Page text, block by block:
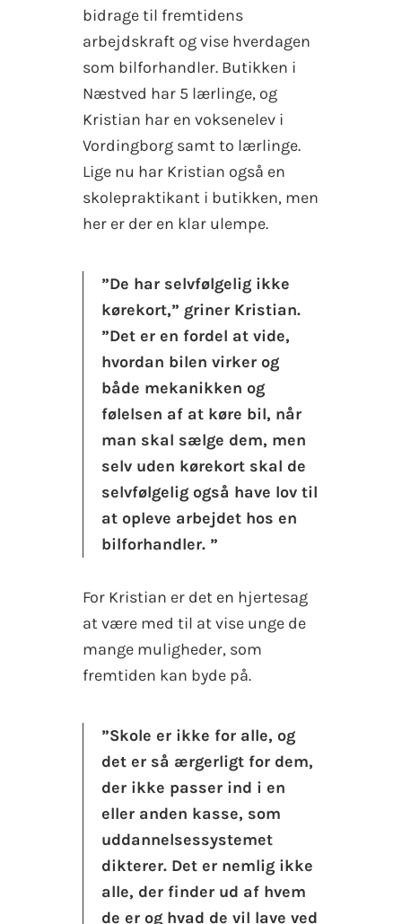
bidrage til fremtidens
arbejdskraft og vise hverdagen
som bilforhandler. Butikken i
Næstved har 5 lærlinge, og
Kristian har en voksenelev i
Vordingborg samt to lærlinge.
Lige nu har Kristian også en
skolepraktikant i butikken, men
her er der en klar ulempe.
”De har selvfølgelig ikke
kørekort,” griner Kristian.
”Det er en fordel at vide,
hvordan bilen virker og
både mekanikken og
følelsen af at køre bil, når
man skal sælge dem, men
selv uden kørekort skal de
selvfølgelig også have lov til
at opleve arbejdet hos en
bilforhandler. ”
For Kristian er det en hjertesag
at være med til at vise unge de
mange muligheder, som
fremtiden kan byde på.
”Skole er ikke for alle, og
det er så ærgerligt for dem,
der ikke passer ind i en
eller anden kasse, som
uddannelsessystemet
dikterer. Det er nemlig ikke
alle, der finder ud af hvem
de er og hvad de vil lave ved